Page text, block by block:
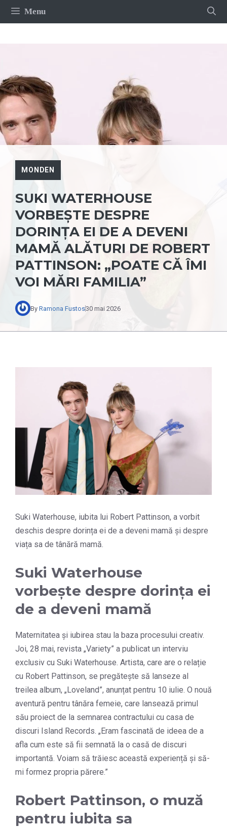
Sari
Menu
MONDEN
SUKI WATERHOUSE
VORBEȘTE DESPRE
DORINȚA EI DE A DEVENI
MAMĂ ALĂTURI DE ROBERT
PATTINSON: „POATE CĂ ÎMI
VOI MĂRI FAMILIA”
By Ramona Fustos30 mai 2026
Suki Waterhouse, iubita lui Robert Pattinson, a vorbit
deschis despre dorința ei de a deveni mamă și despre
viața sa de tânără mamă.
Suki Waterhouse
vorbește despre dorința ei
de a deveni mamă
Maternitatea și iubirea stau la baza procesului creativ.
Joi, 28 mai, revista „Variety” a publicat un interviu
exclusiv cu Suki Waterhouse. Artista, care are o relație
cu Robert Pattinson, se pregătește să lanseze al
treilea album, „Loveland”, anunțat pentru 10 iulie. O nouă
aventură pentru tânăra femeie, care lansează primul
său proiect de la semnarea contractului cu casa de
discuri Island Records. „Eram fascinată de ideea de a
afla cum este să fii semnată la o casă de discuri
importantă. Voiam să trăiesc această experiență și să-
mi formez propria părere.”
Robert Pattinson, o muză
pentru iubita sa